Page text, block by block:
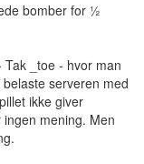
bomber for ½
_toe - hvor man
serveren med
ikke giver
mening. Men